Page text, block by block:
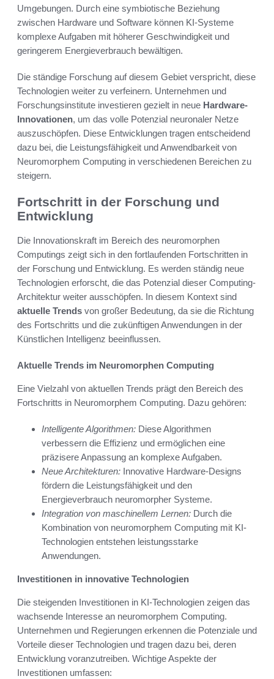
Umgebungen. Durch eine symbiotische Beziehung
zwischen Hardware und Software können KI-Systeme
komplexe Aufgaben mit höherer Geschwindigkeit und
geringerem Energieverbrauch bewältigen.
Die ständige Forschung auf diesem Gebiet verspricht, diese
Technologien weiter zu verfeinern. Unternehmen und
Forschungsinstitute investieren gezielt in neue Hardware-
Innovationen, um das volle Potenzial neuronaler Netze
auszuschöpfen. Diese Entwicklungen tragen entscheidend
dazu bei, die Leistungsfähigkeit und Anwendbarkeit von
Neuromorphem Computing in verschiedenen Bereichen zu
steigern.
Fortschritt in der Forschung und
Entwicklung
Die Innovationskraft im Bereich des neuromorphen
Computings zeigt sich in den fortlaufenden Fortschritten in
der Forschung und Entwicklung. Es werden ständig neue
Technologien erforscht, die das Potenzial dieser Computing-
Architektur weiter ausschöpfen. In diesem Kontext sind
aktuelle Trends von großer Bedeutung, da sie die Richtung
des Fortschritts und die zukünftigen Anwendungen in der
Künstlichen Intelligenz beeinflussen.
Aktuelle Trends im Neuromorphen Computing
Eine Vielzahl von aktuellen Trends prägt den Bereich des
Fortschritts in Neuromorphem Computing. Dazu gehören:
Intelligente Algorithmen: Diese Algorithmen
verbessern die Effizienz und ermöglichen eine
präzisere Anpassung an komplexe Aufgaben.
Neue Architekturen: Innovative Hardware-Designs
fördern die Leistungsfähigkeit und den
Energieverbrauch neuromorpher Systeme.
Integration von maschinellem Lernen: Durch die
Kombination von neuromorphem Computing mit KI-
Technologien entstehen leistungsstarke
Anwendungen.
Investitionen in innovative Technologien
Die steigenden Investitionen in KI-Technologien zeigen das
wachsende Interesse an neuromorphem Computing.
Unternehmen und Regierungen erkennen die Potenziale und
Vorteile dieser Technologien und tragen dazu bei, deren
Entwicklung voranzutreiben. Wichtige Aspekte der
Investitionen umfassen: